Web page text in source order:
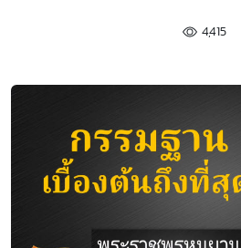
4,415